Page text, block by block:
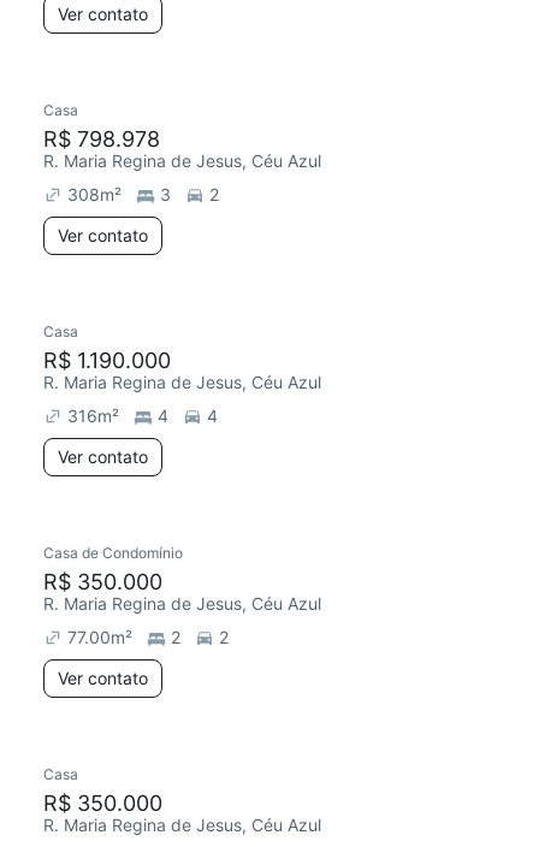
Ver contato
Casa
R$ 798.978
R. Maria Regina de Jesus, Céu Azul
308m² 3
2
Ver contato
Casa
R$ 1.190.000
R. Maria Regina de Jesus, Céu Azul
316m² 4
4
Ver contato
Chegou este mês
Casa de Condomínio
R$ 350.000
R. Maria Regina de Jesus, Céu Azul
77.00m² 2
2
Ver contato
Casa
R$ 350.000
R. Maria Regina de Jesus, Céu Azul